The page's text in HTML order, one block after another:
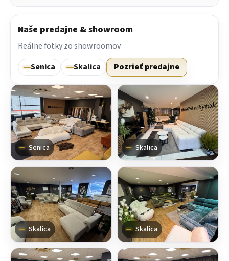
Naše predajne & showroom
Reálne fotky zo showroomov
Senica
Skalica Pozrieť predajne
Senica Skalica
Skalica Skalica